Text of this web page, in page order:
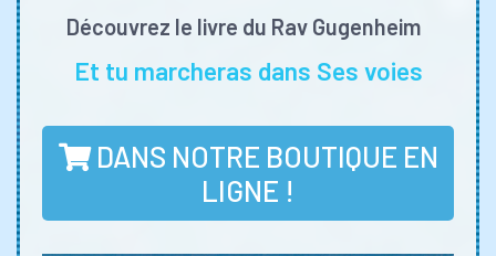
Découvrez le livre du Rav Gugenheim
Et tu marcheras dans Ses voies
DANS NOTRE BOUTIQUE EN
LIGNE !